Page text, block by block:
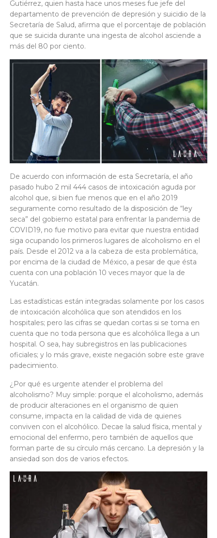
Gutiérrez, quien hasta hace unos meses fue jefe del
departamento de prevención de depresión y suicidio de la
Secretaría de Salud, afirma que el porcentaje de población
que se suicida durante una ingesta de alcohol asciende a
más del 80 por ciento.
De acuerdo con información de esta Secretaría, el año
pasado hubo 2 mil 444 casos de intoxicación aguda por
alcohol que, si bien fue menos que en el año 2019
seguramente como resultado de la disposición de “ley
seca” del gobierno estatal para enfrentar la pandemia de
COVID19, no fue motivo para evitar que nuestra entidad
siga ocupando los primeros lugares de alcoholismo en el
país. Desde el 2012 va a la cabeza de esta problemática,
por encima de la ciudad de México, a pesar de que ésta
cuenta con una población 10 veces mayor que la de
Yucatán.
Las estadísticas están integradas solamente por los casos
de intoxicación alcohólica que son atendidos en los
hospitales; pero las cifras se quedan cortas si se toma en
cuenta que no toda persona que es alcohólica llega a un
hospital. O sea, hay subregistros en las publicaciones
oficiales; y lo más grave, existe negación sobre este grave
padecimiento.
¿Por qué es urgente atender el problema del
alcoholismo? Muy simple: porque el alcoholismo, además
de producir alteraciones en el organismo de quien
consume, impacta en la calidad de vida de quienes
conviven con el alcohólico. Decae la salud física, mental y
emocional del enfermo, pero también de aquellos que
forman parte de su círculo más cercano. La depresión y la
ansiedad son dos de varios efectos.